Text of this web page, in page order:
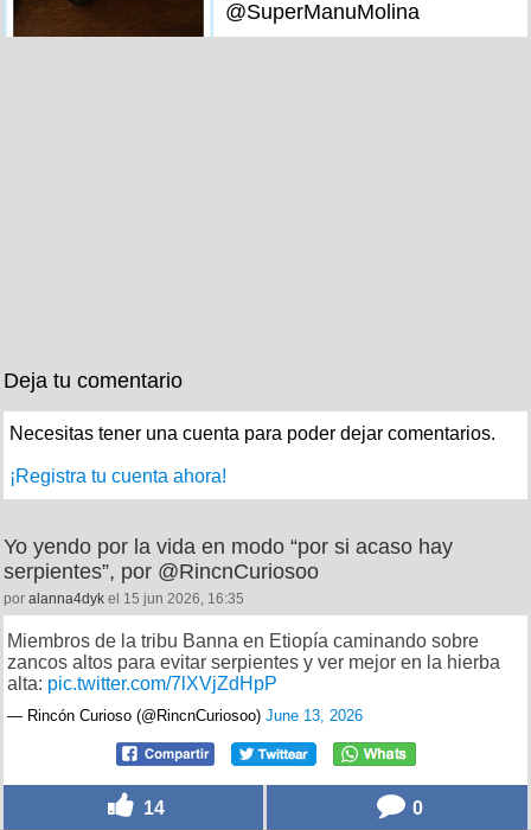
@SuperManuMolina
Deja tu comentario
Necesitas tener una cuenta para poder dejar comentarios.
¡Registra tu cuenta ahora!
Yo yendo por la vida en modo “por si acaso hay
serpientes”, por @RincnCuriosoo
por alanna4dyk el 15 jun 2026, 16:35
Miembros de la tribu Banna en Etiopía caminando sobre
zancos altos para evitar serpientes y ver mejor en la hierba
alta: pic.twitter.com/7lXVjZdHpP
— Rincón Curioso (@RincnCuriosoo) June 13, 2026
14 0